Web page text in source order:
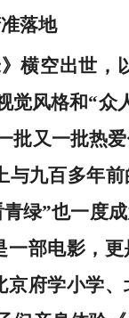
落地
横空出世，
觉风格和“众
批又一批热
九百多年
绿”也一度
部电影，
府学小学